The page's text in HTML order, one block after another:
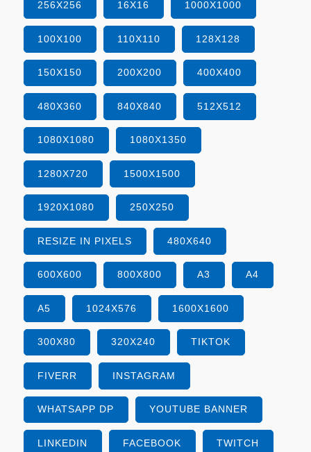
256X256 16X16 1000X1000
100X100 110X110 128X128
150X150 200X200 400X400
480X360 840X840 512X512
1080X1080 1080X1350
1280X720 1500X1500
1920X1080 250X250
RESIZE IN PIXELS 480X640
600X600 800X800 A3 A4
A5 1024X576 1600X1600
300X80 320X240 TIKTOK
FIVERR INSTAGRAM
WHATSAPP DP YOUTUBE BANNER
LINKEDIN FACEBOOK TWITCH